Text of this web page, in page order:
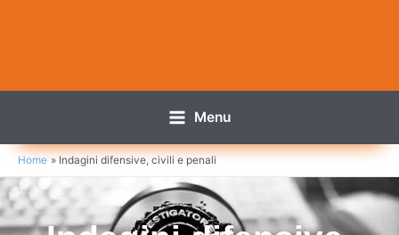
Menu
Home Indagini difensive, civili e penali